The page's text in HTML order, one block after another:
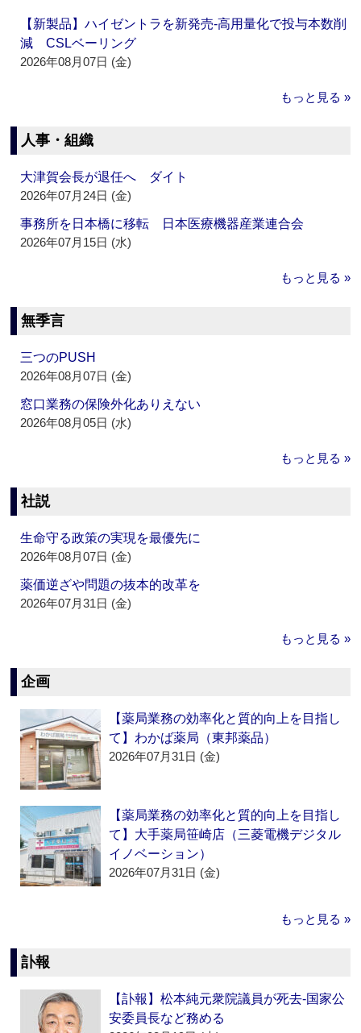
【新製品】ハイゼントラを新発売‐高用量化で投与本数削
減 CSLベーリング
2026年08月07日 (金)
もっと見る »
人事・組織
大津賀会長が退任へ ダイト
2026年07月24日 (金)
事務所を日本橋に移転 日本医療機器産業連合会
2026年07月15日 (水)
もっと見る »
無季言
三つのPUSH
2026年08月07日 (金)
窓口業務の保険外化ありえない
2026年08月05日 (水)
もっと見る »
社説
生命守る政策の実現を最優先に
2026年08月07日 (金)
薬価逆ざや問題の抜本的改革を
2026年07月31日 (金)
もっと見る »
企画
【薬局業務の効率化と質的向上を目指し
て】わかば薬局（東邦薬品）
2026年07月31日 (金)
【薬局業務の効率化と質的向上を目指し
て】大手薬局笹崎店（三菱電機デジタル
イノベーション）
2026年07月31日 (金)
もっと見る »
訃報
【訃報】松本純元衆院議員が死去‐国家公
安委員長など務める